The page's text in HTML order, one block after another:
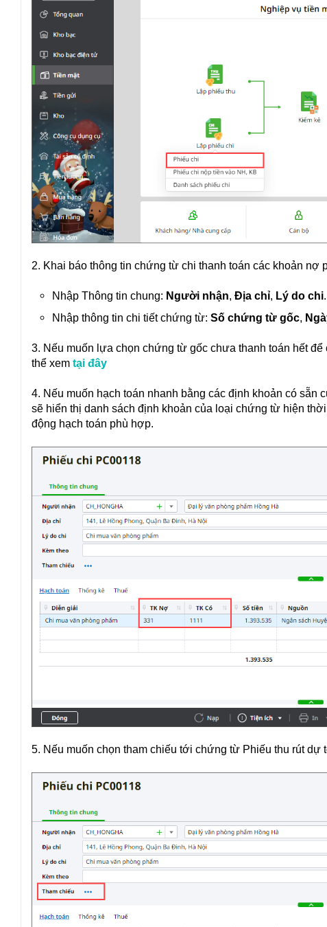
2. Khai báo thông tin chứng từ chi thanh toán các khoản nợ
Nhập Thông tin chung: Người nhận, Địa chỉ, Lý do chi.
Nhập thông tin chi tiết chứng từ: Số chứng từ gốc,
3. Nếu muốn lựa chọn chứng từ gốc chưa thanh toán hết để
thể xem tại đây
4. Nếu muốn hạch toán nhanh bằng các định khoản có sẵn
sẽ hiển thị danh sách định khoản của loại chứng từ hiện
động hạch toán phù hợp.
5. Nếu muốn chọn tham chiếu tới chứng từ Phiếu thu rút